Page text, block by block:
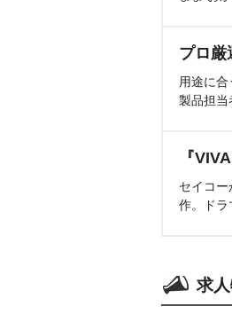
プロ厳
用途に
製品担当
『
セイコ
作。ドラ
求